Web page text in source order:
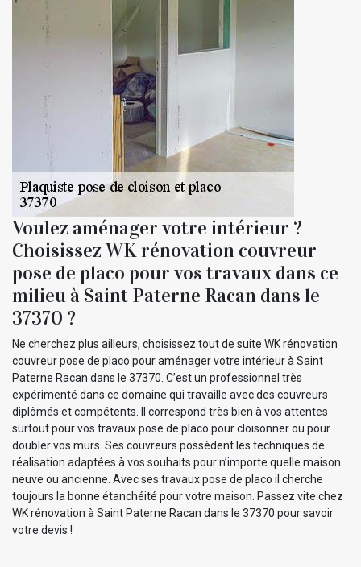
Voulez aménager votre intérieur ?
Choisissez WK rénovation couvreur
pose de placo pour vos travaux dans ce
milieu à Saint Paterne Racan dans le
37370 ?
Ne cherchez plus ailleurs, choisissez tout de suite WK rénovation
couvreur pose de placo pour aménager votre intérieur à Saint
Paterne Racan dans le 37370. C’est un professionnel très
expérimenté dans ce domaine qui travaille avec des couvreurs
diplômés et compétents. Il correspond très bien à vos attentes
surtout pour vos travaux pose de placo pour cloisonner ou pour
doubler vos murs. Ses couvreurs possèdent les techniques de
réalisation adaptées à vos souhaits pour n’importe quelle maison
neuve ou ancienne. Avec ses travaux pose de placo il cherche
toujours la bonne étanchéité pour votre maison. Passez vite chez
WK rénovation à Saint Paterne Racan dans le 37370 pour savoir
votre devis !